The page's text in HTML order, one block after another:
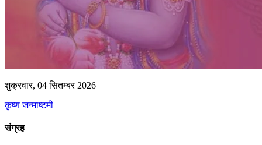
शुक्रवार, 04 सितम्बर 2026
कृष्ण जन्माष्टमी
संग्रह